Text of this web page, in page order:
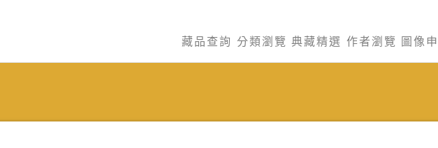
藏品查詢 分類瀏覽 典藏精選 作者瀏覽 圖像